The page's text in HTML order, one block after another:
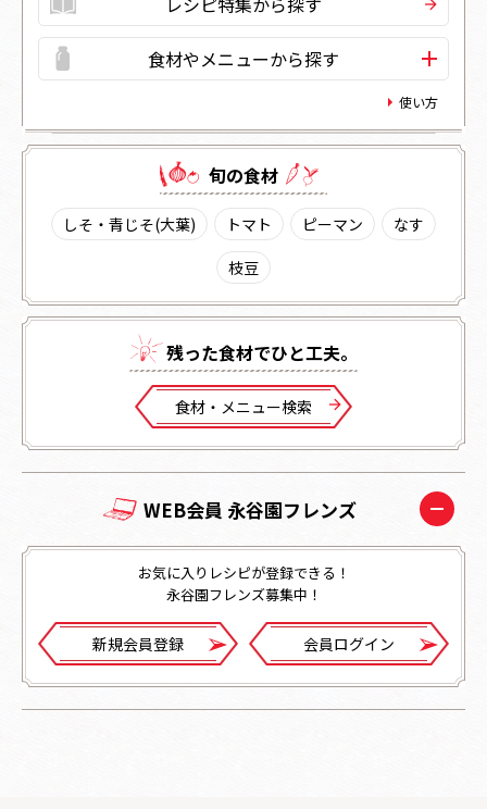
食材やメニューから探す
使い方
旬の⾷材
しそ・青じそ(大葉) トマト ピーマン
なす
枝豆
残った⾷材でひと⼯夫。
⾷材・メニュー検索
WEB会員 永谷園フレンズ
お気に入りレシピが登録できる！
永谷園フレンズ募集中！
新規会員登録 会員ログイン